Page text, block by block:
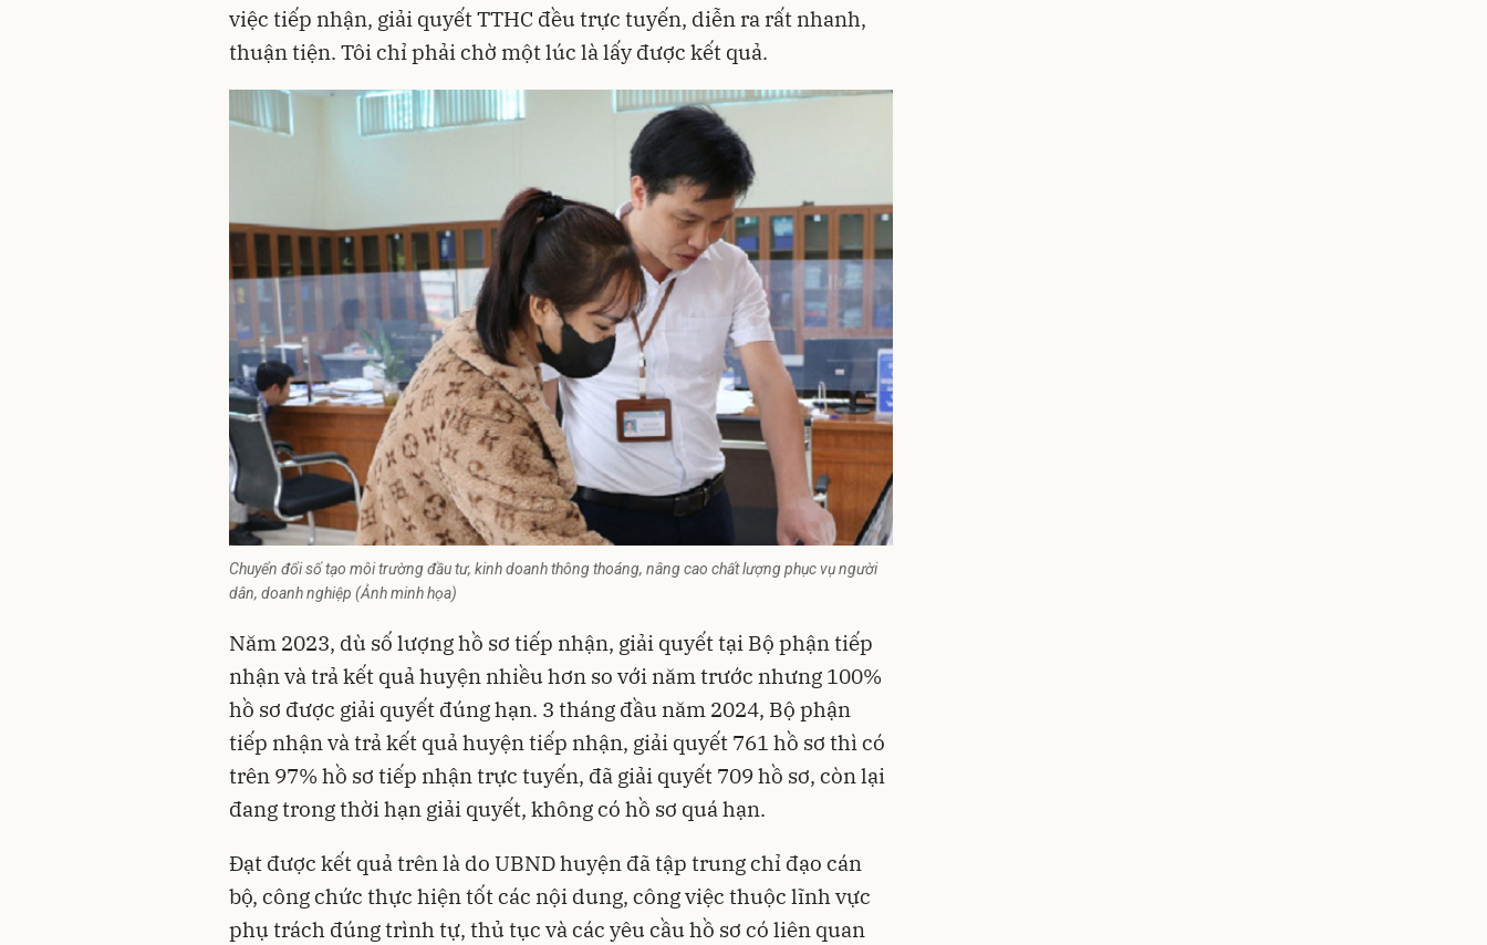
việc tiếp nhận, giải quyết TTHC đều trực tuyến, diễn ra rất nhanh,
thuận tiện. Tôi chỉ phải chờ một lúc là lấy được kết quả.
Chuyển đổi số tạo môi trường đầu tư, kinh doanh thông thoáng, nâng cao chất lượng phục vụ người
dân, doanh nghiệp (Ảnh minh họa)
Năm 2023, dù số lượng hồ sơ tiếp nhận, giải quyết tại Bộ phận tiếp
nhận và trả kết quả huyện nhiều hơn so với năm trước nhưng 100%
hồ sơ được giải quyết đúng hạn. 3 tháng đầu năm 2024, Bộ phận
tiếp nhận và trả kết quả huyện tiếp nhận, giải quyết 761 hồ sơ thì có
trên 97% hồ sơ tiếp nhận trực tuyến, đã giải quyết 709 hồ sơ, còn lại
đang trong thời hạn giải quyết, không có hồ sơ quá hạn.
Đạt được kết quả trên là do UBND huyện đã tập trung chỉ đạo cán
bộ, công chức thực hiện tốt các nội dung, công việc thuộc lĩnh vực
phụ trách đúng trình tự, thủ tục và các yêu cầu hồ sơ có liên quan